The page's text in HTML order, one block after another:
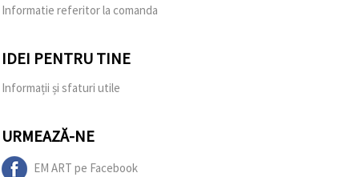
Informatie referitor la comanda
IDEI PENTRU TINE
Informații și sfaturi utile
URMEAZĂ-NE
EM ART pe Facebook